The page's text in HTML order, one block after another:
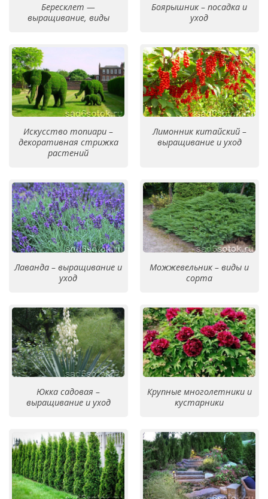
Бересклет —
выращивание, виды
Боярышник – посадка и
уход
Искусство топиари –
декоративная стрижка
растений
Лимонник китайский –
выращивание и уход
Лаванда – выращивание и
уход
Можжевельник – виды и
сорта
Юкка садовая –
выращивание и уход
Крупные многолетники и
кустарники